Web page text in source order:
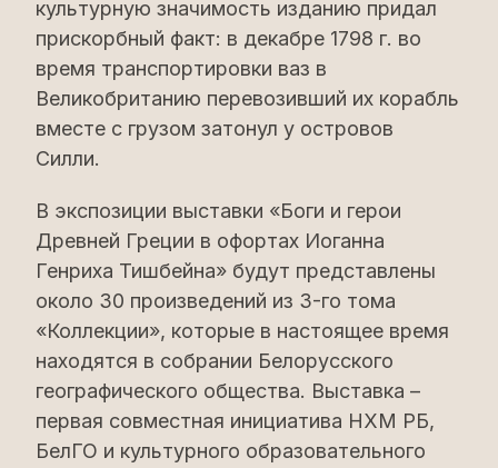
культурную значимость изданию придал
прискорбный факт: в декабре 1798 г. во
время транспортировки ваз в
Великобританию перевозивший их корабль
вместе с грузом затонул у островов
Силли.
В экспозиции выставки «Боги и герои
Древней Греции в офортах Иоганна
Генриха Тишбейна» будут представлены
около 30 произведений из 3-го тома
«Коллекции», которые в настоящее время
находятся в собрании Белорусского
географического общества. Выставка –
первая совместная инициатива НХМ РБ,
БелГО и культурного образовательного